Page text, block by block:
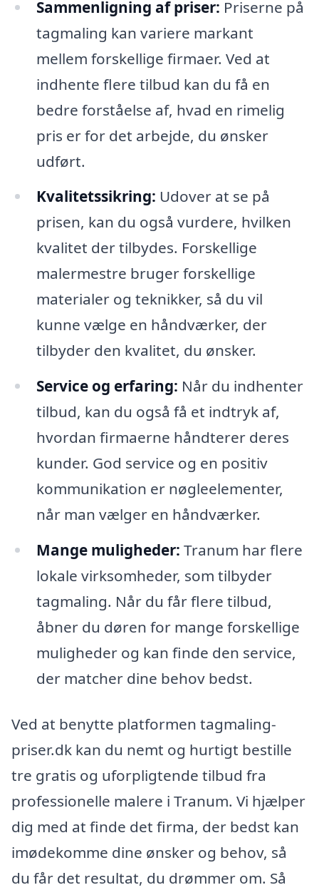
Sammenligning af priser: Priserne på
tagmaling kan variere markant
mellem forskellige firmaer. Ved at
indhente flere tilbud kan du få en
bedre forståelse af, hvad en rimelig
pris er for det arbejde, du ønsker
udført.
Kvalitetssikring: Udover at se på
prisen, kan du også vurdere, hvilken
kvalitet der tilbydes. Forskellige
malermestre bruger forskellige
materialer og teknikker, så du vil
kunne vælge en håndværker, der
tilbyder den kvalitet, du ønsker.
Service og erfaring: Når du indhenter
tilbud, kan du også få et indtryk af,
hvordan firmaerne håndterer deres
kunder. God service og en positiv
kommunikation er nøgleelementer,
når man vælger en håndværker.
Mange muligheder: Tranum har flere
lokale virksomheder, som tilbyder
tagmaling. Når du får flere tilbud,
åbner du døren for mange forskellige
muligheder og kan finde den service,
der matcher dine behov bedst.
Ved at benytte platformen tagmaling-
priser.dk kan du nemt og hurtigt bestille
tre gratis og uforpligtende tilbud fra
professionelle malere i Tranum. Vi hjælper
dig med at finde det firma, der bedst kan
imødekomme dine ønsker og behov, så
du får det resultat, du drømmer om. Så